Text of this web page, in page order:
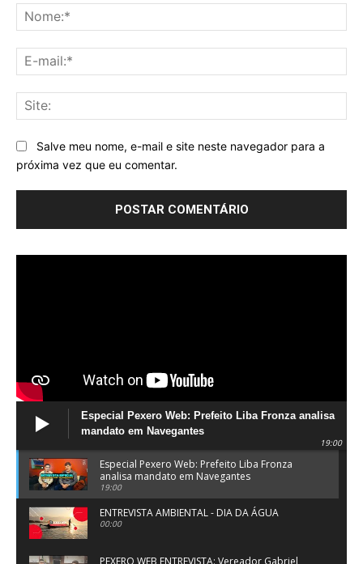
Salve meu nome, e-mail e site neste navegador para a
próxima vez que eu comentar.
Especial Pexero Web: Prefeito Liba Fronza analisa
mandato em Navegantes
19:00
Especial Pexero Web: Prefeito Liba Fronza
analisa mandato em Navegantes
19:00
ENTREVISTA AMBIENTAL - DIA DA ÁGUA
00:00
PEXERO WEB ENTREVISTA: Vereador Gabriel